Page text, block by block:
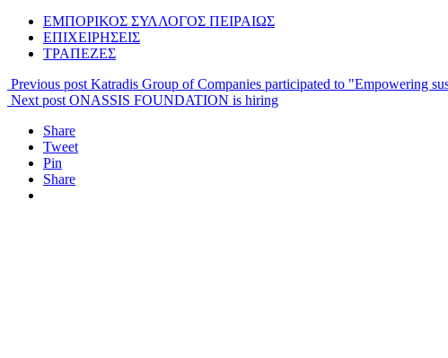
ΕΜΠΟΡΙΚΟΣ ΣΥΛΛΟΓΟΣ ΠΕΙΡΑΙΩΣ
ΕΠΙΧΕΙΡΗΣΕΙΣ
ΤΡΑΠΕΖΕΣ
Previous post Katradis Group of Companies participated to "Empowering
Next post ONASSIS FOUNDATION is hiring
Share
Tweet
Pin
Share